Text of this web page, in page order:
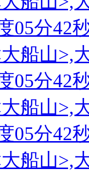
05分42
船山>,
05分42
船山>,
05分42
船山>,